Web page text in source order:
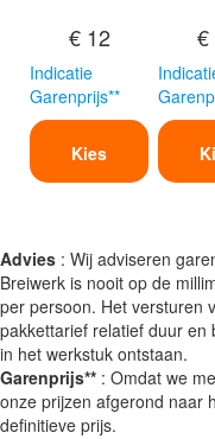
€ 12
Indicatie
Garenprijs**
Kies
€
Advies : Wij adviseren
Breiwerk is nooit op de
per persoon. Het versturen
pakkettarief relatief duur en
in het werkstuk ontstaan.
Garenprijs** : Omdat we
onze prijzen afgerond naar
definitieve prijs.